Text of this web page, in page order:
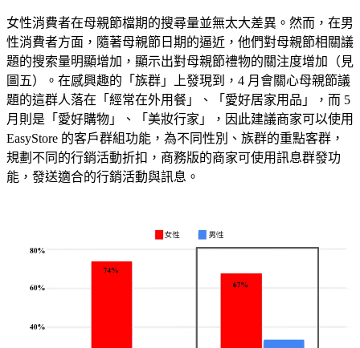
女性消費者在母親節檔期的搜尋量並無太大差異。然而，在男
性消費者方面，隨著母親節日期的逼近，他們對母親節相關議
題的搜索量明顯增加，顯示出對母親節禮物的關注度增加（見
圖五）。在感興趣的「族群」上發現到，4 月會關心母親節議
題的這群人落在「經常在外用餐」、「愛好居家用品」，而 5
月則是「愛好購物」、「美妝行家」，因此建議商家可以使用
EasyStore 的客戶群組功能，為不同性別、族群的重點客群，
規劃不同的行銷活動折扣，商務版的商家可使用訊息群發功
能，發送適合的行銷活動與訊息。